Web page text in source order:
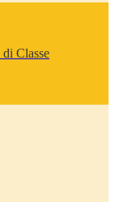
Classe